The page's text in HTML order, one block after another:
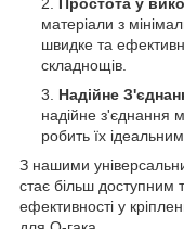
Простота у
матеріали з
швидке та
складнощів.
Надійне
надійне з'єднання
робить їх
З нашими
стає більш доступним
ефективності у